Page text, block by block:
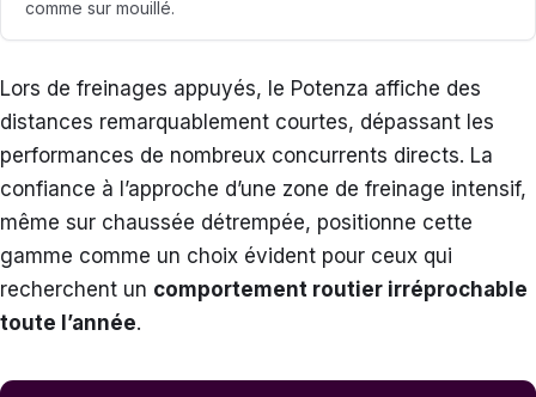
comme sur mouillé.
Lors de freinages appuyés, le Potenza affiche des
distances remarquablement courtes, dépassant les
performances de nombreux concurrents directs. La
confiance à l’approche d’une zone de freinage intensif,
même sur chaussée détrempée, positionne cette
gamme comme un choix évident pour ceux qui
recherchent un comportement routier irréprochable
toute l’année.